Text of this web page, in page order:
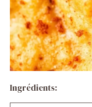
Ingrédients: